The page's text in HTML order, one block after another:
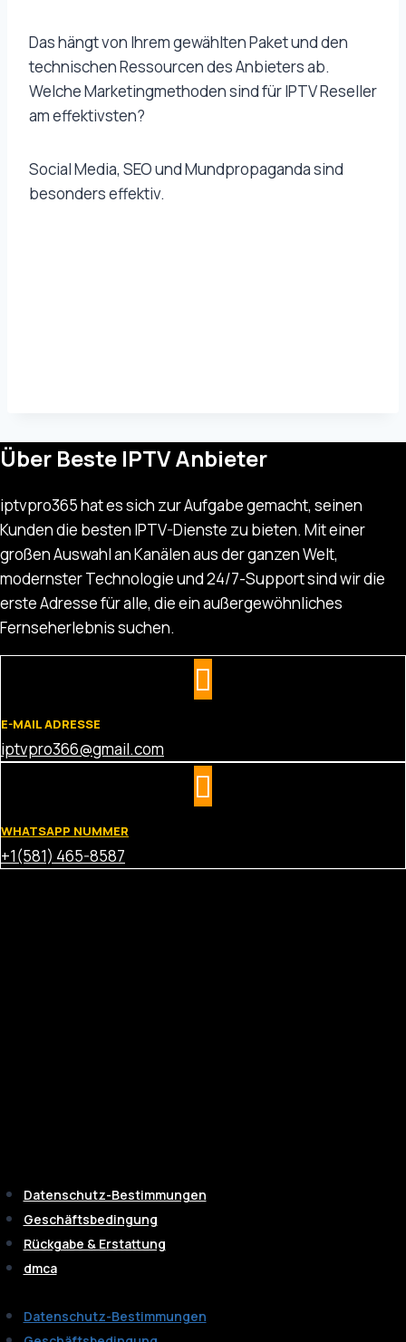
Das hängt von Ihrem gewählten Paket und den
technischen Ressourcen des Anbieters ab.
Welche Marketingmethoden sind für IPTV Reseller
am effektivsten?
Social Media, SEO und Mundpropaganda sind
besonders effektiv.
Über Beste IPTV Anbieter
iptvpro365 hat es sich zur Aufgabe gemacht, seinen
Kunden die besten IPTV-Dienste zu bieten. Mit einer
großen Auswahl an Kanälen aus der ganzen Welt,
modernster Technologie und 24/7-Support sind wir die
erste Adresse für alle, die ein außergewöhnliches
Fernseherlebnis suchen.
E-MAIL ADRESSE
iptvpro366@gmail.com
WHATSAPP NUMMER
+1(581) 465-8587
Datenschutz-Bestimmungen
Geschäftsbedingung
Rückgabe & Erstattung
dmca
Datenschutz-Bestimmungen